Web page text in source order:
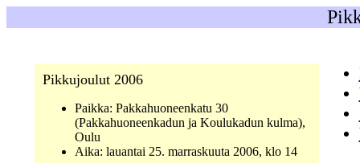
Pikkujoulut 2006
Paikka: Pakkahuoneenkatu 30
(Pakkahuoneenkadun ja Koulukadun kulma),
Oulu
Aika: lauantai 25. marraskuuta 2006, klo 14